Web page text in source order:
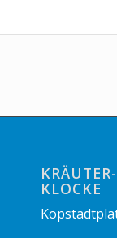
KLOCKE